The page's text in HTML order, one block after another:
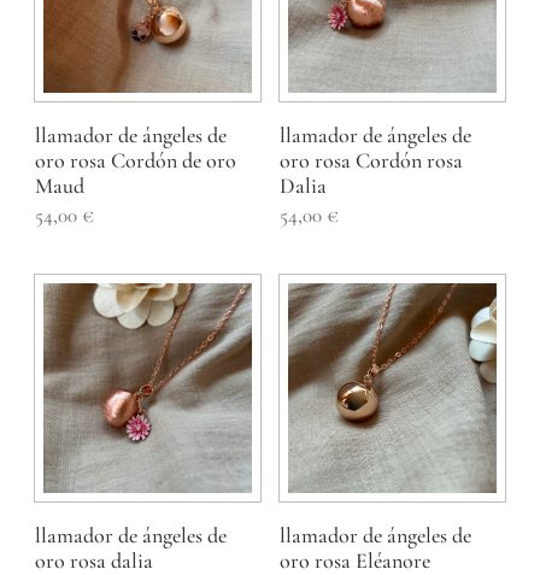
llamador de ángeles de
oro rosa Cordón de oro
Maud
54,00 €
llamador de ángeles de
oro rosa Cordón rosa
Dalia
54,00 €
llamador de ángeles de
oro rosa dalia
llamador de ángeles de
oro rosa Eléanore